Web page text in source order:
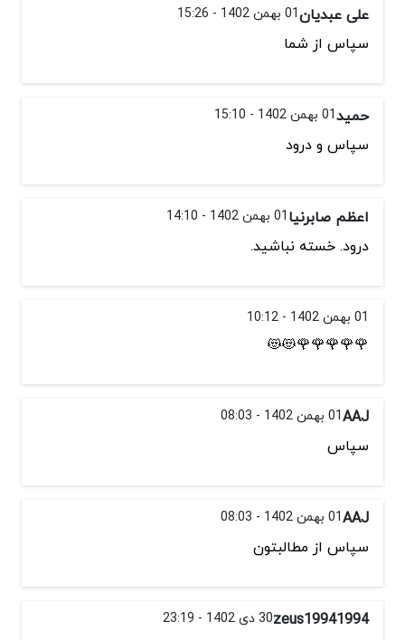
علی عبدیان01 بهمن 1402 - 15:26
سپاس از شما
حمید01 بهمن 1402 - 15:10
سپاس و درود
اعظم صابرنیا01 بهمن 1402 - 14:10
درود. خسته نباشید.
01 بهمن 1402 - 10:12
🌹🌹🌹🌹🌹😻😻
AAJ01 بهمن 1402 - 08:03
سپاس
AAJ01 بهمن 1402 - 08:03
سپاس از مطالبتون
zeus1994199430 دی 1402 - 23:19